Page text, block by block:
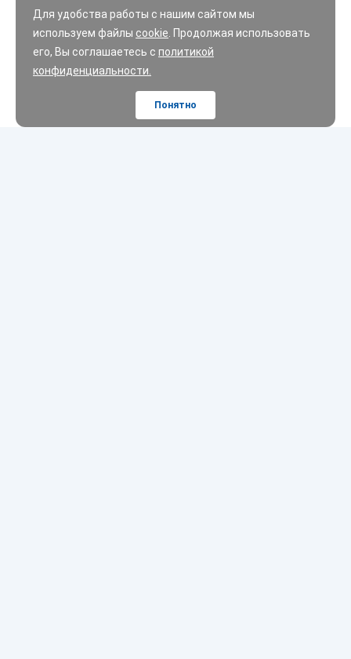
Для удобства работы с нашим сайтом мы
используем файлы cookie . Продолжая использовать
его, Вы соглашаетесь с политикой
конфиденциальности.
Понятно